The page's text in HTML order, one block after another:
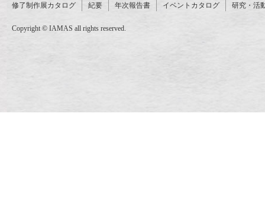
修了制作展カタログ 紀要 年次報告書 イベントカタログ 研究・活
Copyright © IAMAS all rights reserved.